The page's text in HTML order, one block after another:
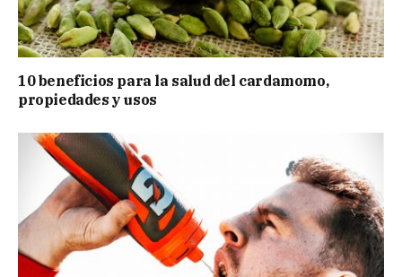
10 beneficios para la salud del cardamomo,
propiedades y usos